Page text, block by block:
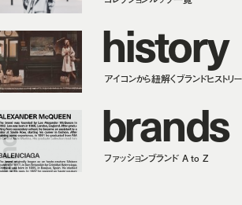
history
アイコンから紐解くブランドヒストリー
brands
ファッションブランド A to Z